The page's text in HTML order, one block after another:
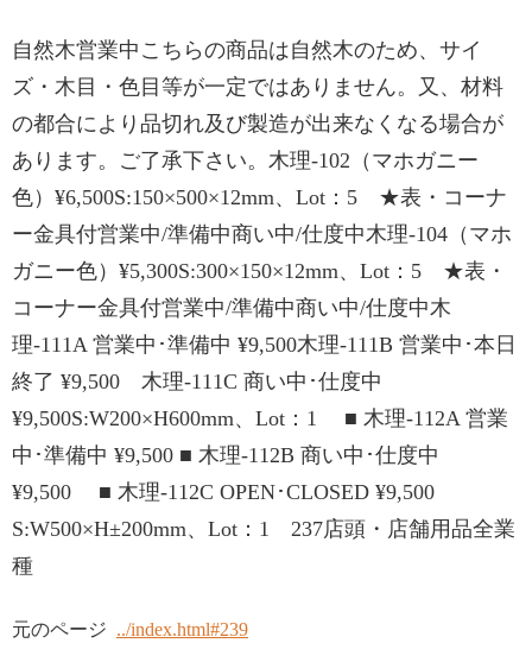
自然木営業中こちらの商品は自然木のため、サイ
ズ・木目・色目等が一定ではありません。又、材料
の都合により品切れ及び製造が出来なくなる場合が
あります。ご了承下さい。木理-102（マホガニー
色）¥6,500S:150×500×12mm、Lot：5 ★表・コーナ
ー金具付営業中/準備中商い中/仕度中木理-104（マホ
ガニー色）¥5,300S:300×150×12mm、Lot：5 ★表・
コーナー金具付営業中/準備中商い中/仕度中木
理-111A 営業中･準備中 ¥9,500木理-111B 営業中･本日
終了 ¥9,500 木理-111C 商い中･仕度中
¥9,500S:W200×H600mm、Lot：1 ■ 木理-112A 営業
中･準備中 ¥9,500 ■ 木理-112B 商い中･仕度中
¥9,500 ■ 木理-112C OPEN･CLOSED ¥9,500
S:W500×H±200mm、Lot：1 237店頭・店舗用品全業
種
元のページ ../index.html#239